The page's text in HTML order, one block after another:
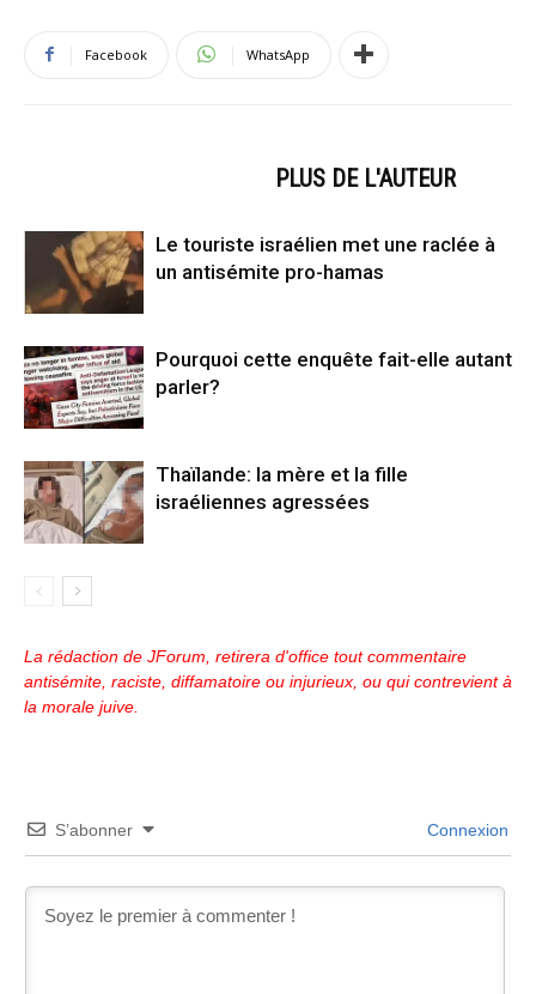
Facebook WhatsApp
PLUS DE L'AUTEUR
Le touriste israélien met une raclée à
un antisémite pro-hamas
Pourquoi cette enquête fait-elle autant
parler?
Thaïlande: la mère et la fille
israéliennes agressées
La rédaction de JForum, retirera d'office tout commentaire
antisémite, raciste, diffamatoire ou injurieux, ou qui contrevient à
la morale juive.
S’abonner Connexion